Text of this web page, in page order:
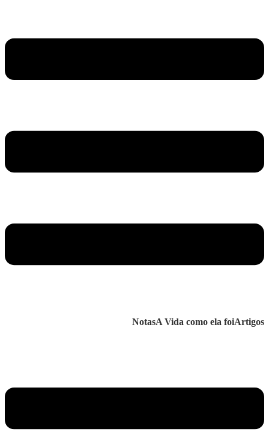
NotasA Vida como ela foiArtigos